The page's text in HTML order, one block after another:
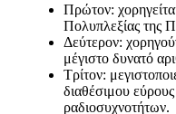
Πρώτον:
Πολυπλεξίας της
Δεύτερον:
μέγιστο δυνατό
Τρίτον:
διαθέσιμου
ραδιοσυχνοτήτων.